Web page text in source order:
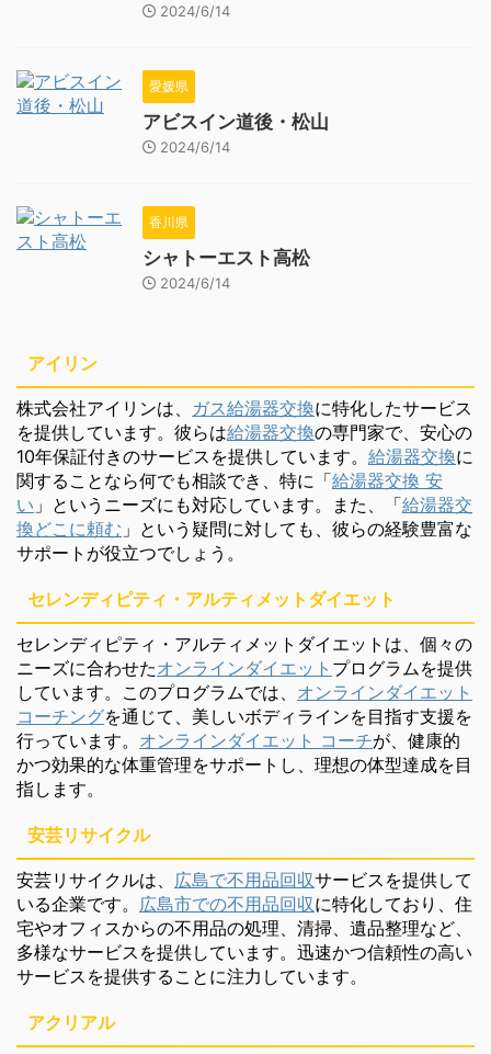
2024/6/14
愛媛県
アビスイン道後・松山
2024/6/14
香川県
シャトーエスト高松
2024/6/14
アイリン
株式会社アイリンは、 ガス給湯器交換に特化したサービス
を提供しています。彼らは給湯器交換の専門家で、安心の
10年保証付きのサービスを提供しています。 給湯器交換に
関することなら何でも相談でき、特に「給湯器交換 安
い 」というニーズにも対応しています。また、「給湯器交
換どこに頼む 」という疑問に対しても、彼らの経験豊富な
サポートが役立つでしょう。
セレンディピティ・アルティメットダイエット
セレンディピティ・アルティメットダイエットは、個々の
ニーズに合わせたオンラインダイエット プログラムを提供
しています。このプログラムでは、 オンラインダイエット
コーチングを通じて、美しいボディラインを目指す支援を
行っています。 オンラインダイエット コーチが、健康的
かつ効果的な体重管理をサポートし、理想の体型達成を目
指します。
安芸リサイクル
安芸リサイクルは、 広島で不用品回収サービスを提供して
いる企業です。 広島市での不用品回収に特化しており、住
宅やオフィスからの不用品の処理、清掃、遺品整理など、
多様なサービスを提供しています。迅速かつ信頼性の高い
サービスを提供することに注力しています。
アクリアル